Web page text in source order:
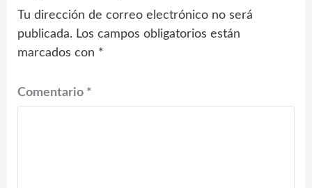
Tu dirección de correo electrónico no será
publicada. Los campos obligatorios están
marcados con *
Comentario *